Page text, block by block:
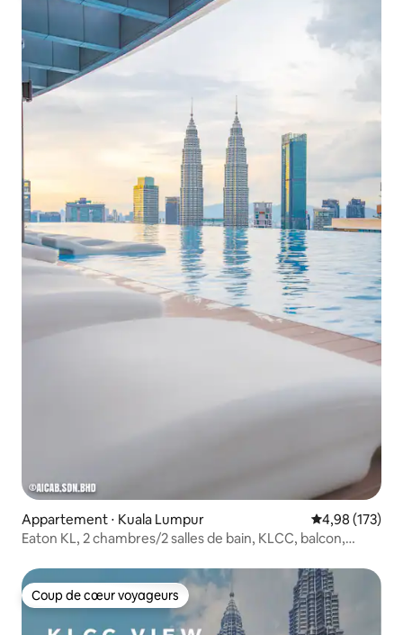
Appartement ⋅ Kuala Lumpur Évaluation
4,98 (173)
Eaton KL, 2 chambres/2 salles de bain, KLCC, balcon,
Coup de cœur voyageurs
Coup de cœur voyageurs